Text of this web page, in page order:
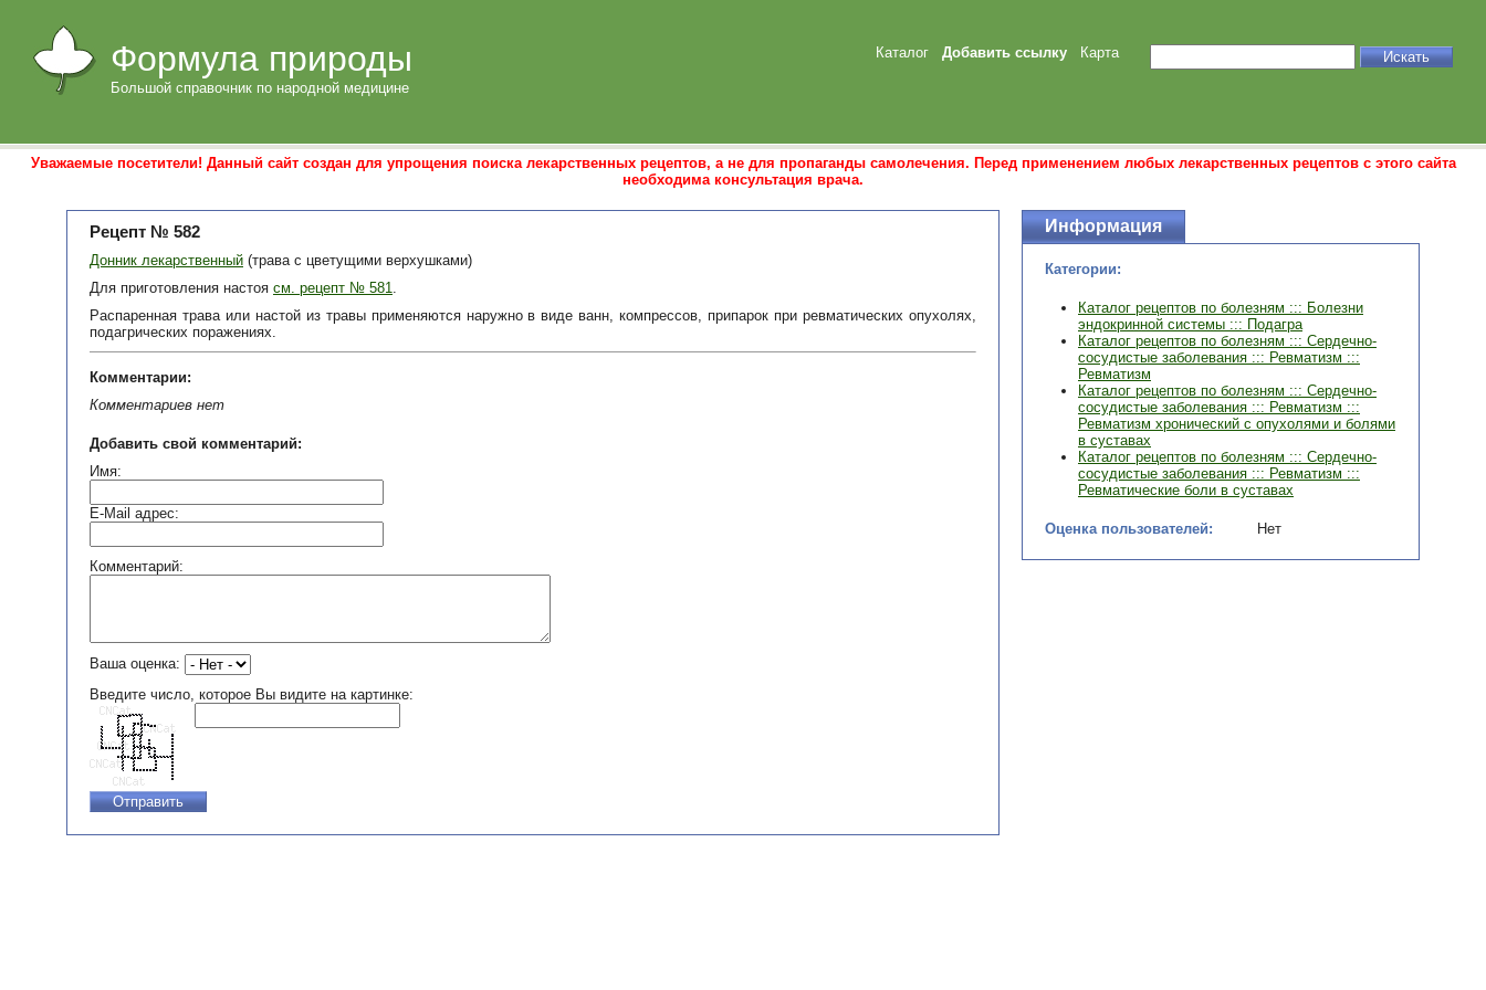
Формула природы
Большой справочник по народной медицине
Каталог Добавить ссылку Карта
Уважаемые посетители! Данный сайт создан для упрощения поиска лекарственных рецептов, а не для пропаганды самолечения. Перед применением любых лекарственных рецептов с этого сайта
необходима консультация врача.
Рецепт № 582
Донник лекарственный (трава с цветущими верхушками)
Для приготовления настоя см. рецепт № 581.
Распаренная трава или настой из травы применяются наружно в виде ванн, компрессов, припарок при ревматических опухолях,
подагрических поражениях.
Комментарии:
Комментариев нет
Добавить свой комментарий:
Имя:
E-Mail адрес:
Комментарий:
Ваша оценка:
Введите число, которое Вы видите на картинке:
Информация
Категории:
Каталог рецептов по болезням ::: Болезни
эндокринной системы ::: Подагра
Каталог рецептов по болезням ::: Сердечно-
сосудистые заболевания ::: Ревматизм :::
Ревматизм
Каталог рецептов по болезням ::: Сердечно-
сосудистые заболевания ::: Ревматизм :::
Ревматизм хронический с опухолями и болями
в суставах
Каталог рецептов по болезням ::: Сердечно-
сосудистые заболевания ::: Ревматизм :::
Ревматические боли в суставах
Оценка пользователей: Нет